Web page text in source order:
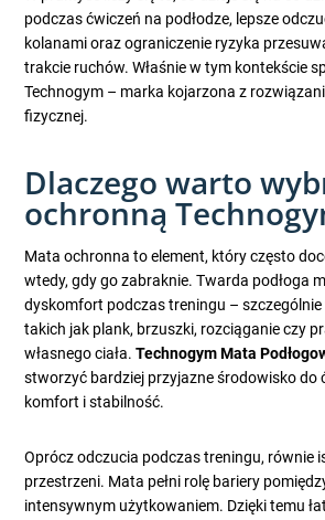
podczas ćwiczeń na podłodze, lepsze
kolanami oraz ograniczenie ryzyka
trakcie ruchów. Właśnie w tym kontekście
Technogym – marka kojarzona z
fizycznej.
Dlaczego warto
ochronną
Mata ochronna to element, który często
wtedy, gdy go zabraknie. Twarda podłoga
dyskomfort podczas treningu –
takich jak plank, brzuszki, rozciąganie czy
własnego ciała.Technogym Mata
stworzyć bardziej przyjazne środowisko do
komfort i stabilność.
Oprócz odczucia podczas treningu, równie
przestrzeni. Mata pełni rolę bariery
intensywnym użytkowaniem. Dzięki temu